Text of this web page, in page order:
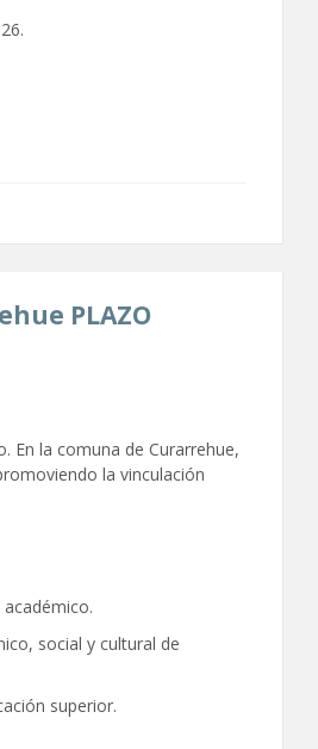
PLAZO
En la comuna de Curarrehue,
la vinculación
social y cultural de
superior.